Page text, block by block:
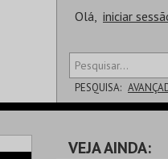
Olá, iniciar
PESQUISA:
VEJA AINDA: